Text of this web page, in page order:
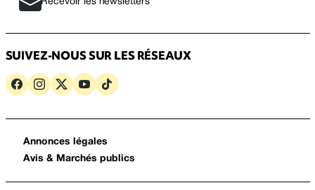
SUIVEZ-NOUS SUR LES RÉSEAUX
Annonces légales
Avis & Marchés publics